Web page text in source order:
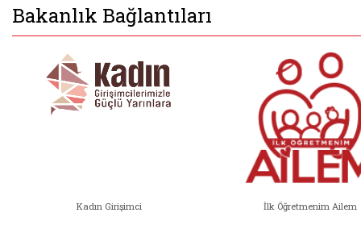
Bakanlık Bağlantıları
Kadın Girişimci İlk Öğretmenim Ailem